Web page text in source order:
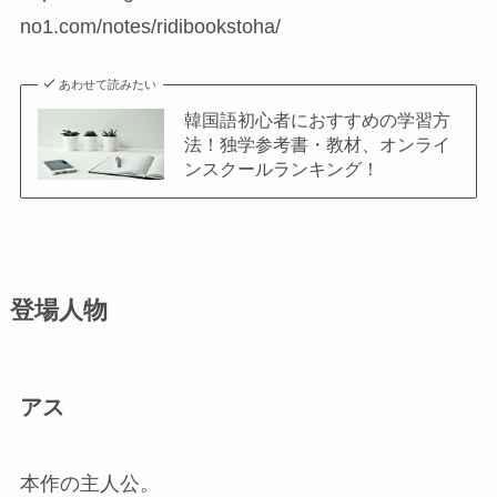
no1.com/notes/ridibookstoha/
あわせて読みたい
韓国語初心者におすすめの学習方
法！独学参考書・教材、オンライ
ンスクールランキング！
登場人物
アス
本作の主人公。